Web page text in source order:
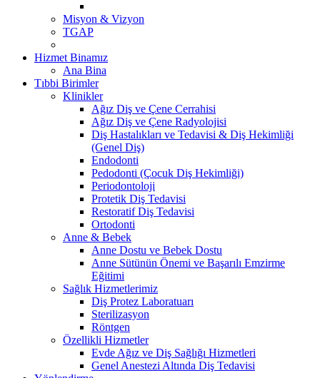
Misyon & Vizyon
TGAP
Hizmet Binamız
Ana Bina
Tıbbi Birimler
Klinikler
Ağız Diş ve Çene Cerrahisi
Ağız Diş ve Çene Radyolojisi
Diş Hastalıkları ve Tedavisi & Diş Hekimliği
(Genel Diş)
Endodonti
Pedodonti (Çocuk Diş Hekimliği)
Periodontoloji
Protetik Diş Tedavisi
Restoratif Diş Tedavisi
Ortodonti
Anne & Bebek
Anne Dostu ve Bebek Dostu
Anne Sütünün Önemi ve Başarılı Emzirme
Eğitimi
Sağlık Hizmetlerimiz
Diş Protez Laboratuarı
Sterilizasyon
Röntgen
Özellikli Hizmetler
Evde Ağız ve Diş Sağlığı Hizmetleri
Genel Anestezi Altında Diş Tedavisi